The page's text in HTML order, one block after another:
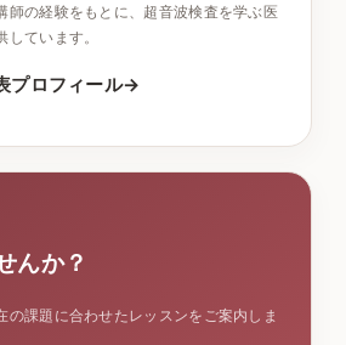
師の経験をもとに、超音波検査を学ぶ医
ています。
プロフィール
んか？
の課題に合わせたレッスンをご案内しま